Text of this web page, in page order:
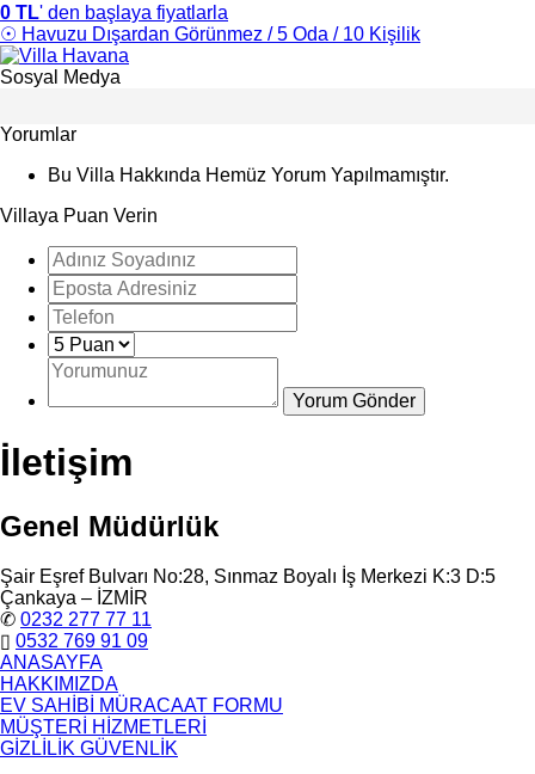
0 TL' den başlaya fiyatlarla
☉ Havuzu Dışardan Görünmez / 5 Oda / 10 Kişilik
Sosyal Medya
Yorumlar
Bu Villa Hakkında Hemüz Yorum Yapılmamıştır.
Villaya Puan Verin
İletişim
Genel Müdürlük
Şair Eşref Bulvarı No:28, Sınmaz Boyalı İş Merkezi K:3 D:5
Çankaya – İZMİR
✆ 0232 277 77 11
▯ 0532 769 91 09
ANASAYFA
HAKKIMIZDA
EV SAHİBİ MÜRACAAT FORMU
MÜŞTERİ HİZMETLERİ
GİZLİLİK GÜVENLİK